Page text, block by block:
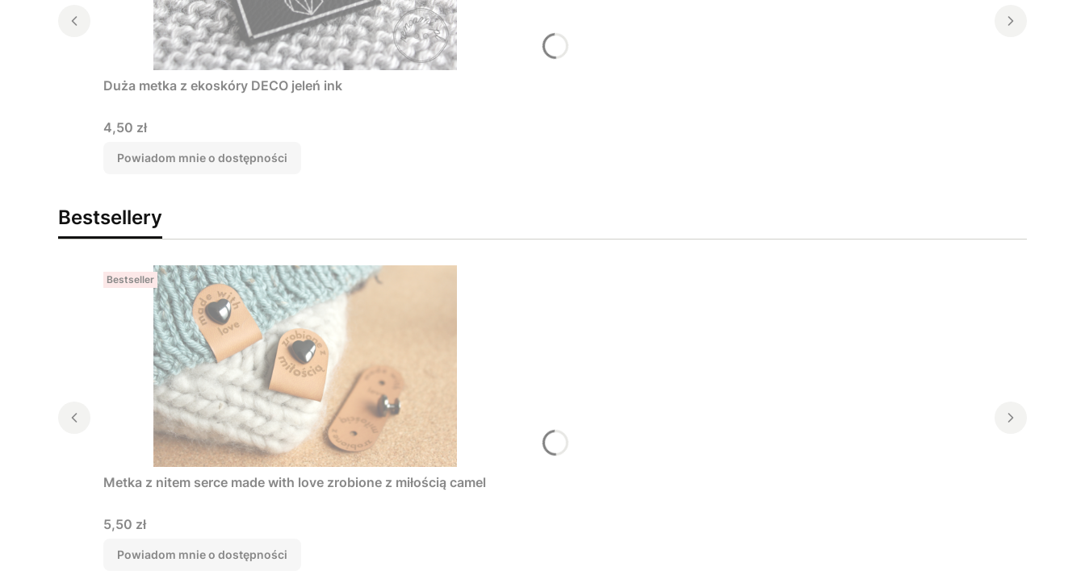
Duża metka z ekoskóry DECO jeleń ink
Cena
4,50 zł
Powiadom mnie o dostępności
Bestsellery
Bestseller
Metka z nitem serce made with love zrobione z miłością camel
Cena
5,50 zł
Powiadom mnie o dostępności